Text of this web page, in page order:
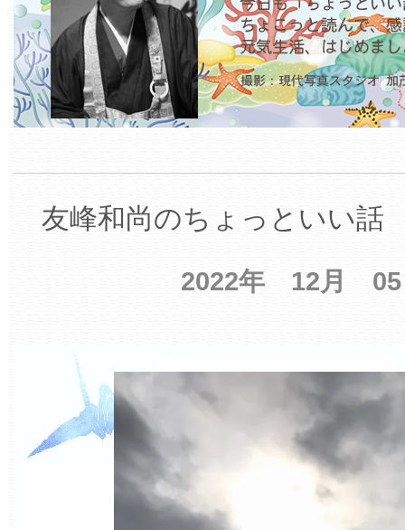
友峰和尚のちょっといい話
2022年 12月